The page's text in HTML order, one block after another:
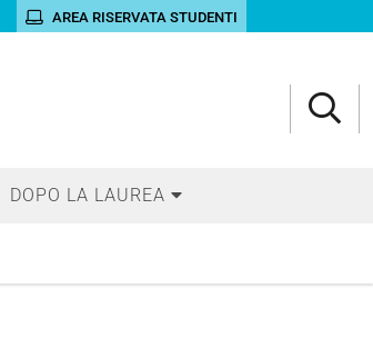
AREA RISERVATA STUDENTI
DOPO LA LAUREA